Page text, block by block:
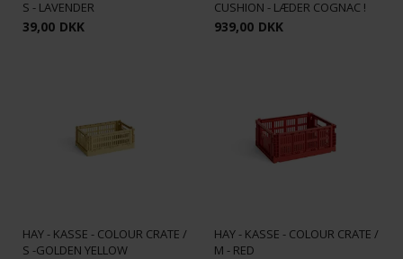
S - LAVENDER
39,00 DKK
CUSHION - LÆDER COGNAC !
939,00 DKK
HAY - KASSE - COLOUR CRATE /
S -GOLDEN YELLOW
HAY - KASSE - COLOUR CRATE /
M - RED